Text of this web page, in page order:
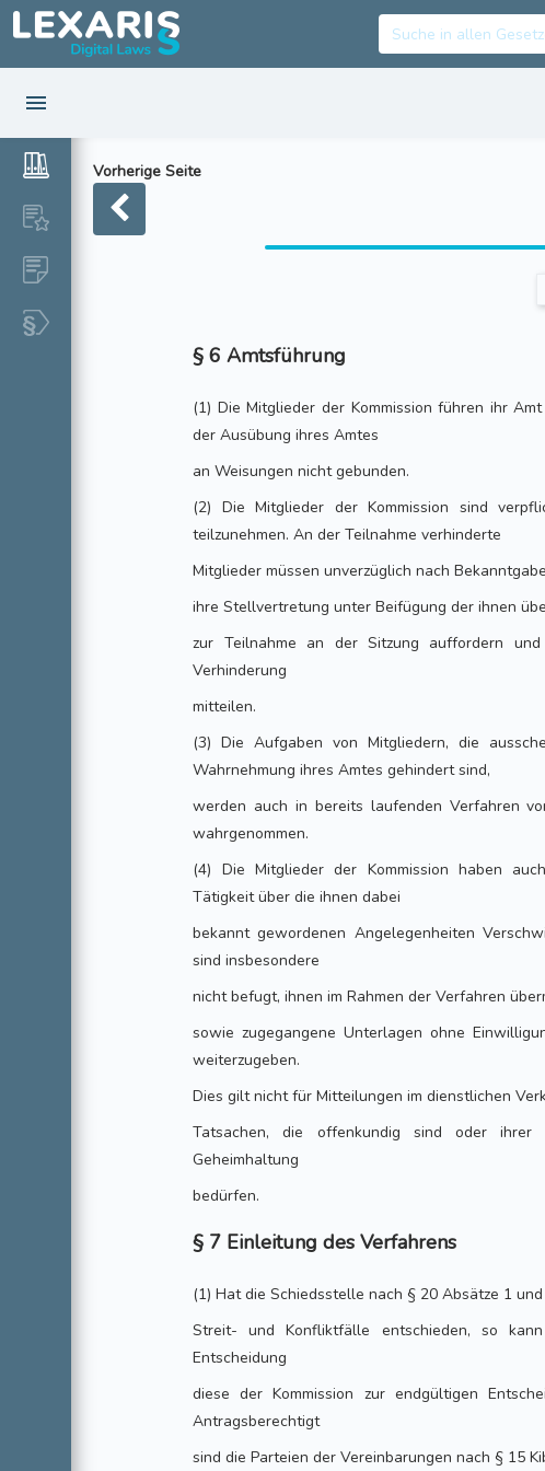
Vorherige Seite
§ 6 Amtsführung
(1) Die Mitglieder der Kommission führen ihr
der Ausübung ihres Amtes
an Weisungen nicht gebunden.
(2) Die Mitglieder der Kommission sind
teilzunehmen. An der Teilnahme verhinderte
Mitglieder müssen unverzüglich nach
ihre Stellvertretung unter Beifügung der ihnen
zur Teilnahme an der Sitzung auffordern
Verhinderung
mitteilen.
(3) Die Aufgaben von Mitgliedern, die
Wahrnehmung ihres Amtes gehindert sind,
werden auch in bereits laufenden Verfahren
wahrgenommen.
(4) Die Mitglieder der Kommission haben
Tätigkeit über die ihnen dabei
bekannt gewordenen Angelegenheiten
sind insbesondere
nicht befugt, ihnen im Rahmen der Verfahren
sowie zugegangene Unterlagen ohne
weiterzugeben.
Dies gilt nicht für Mitteilungen im dienstlichen
Tatsachen, die offenkundig sind oder ihrer
Geheimhaltung
bedürfen.
§ 7 Einleitung des Verfahrens
(1) Hat die Schiedsstelle nach § 20 Absätze 1
Streit- und Konfliktfälle entschieden, so
Entscheidung
diese der Kommission zur endgültigen
Antragsberechtigt
sind die Parteien der Vereinbarungen nach § 15